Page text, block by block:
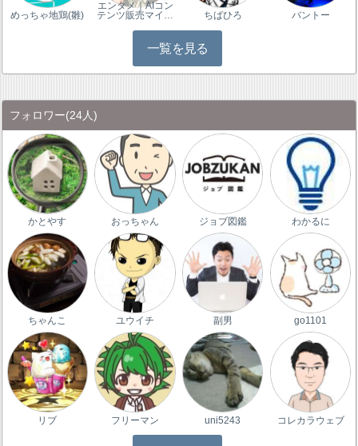
めっちゃ地鶏(雛)
エンタメ｜AIコン
テンツ販売マイ…
ちばひろ バントー
一覧を見る
フォロワー(24人)
かとやす おっちゃん ジョブ図鑑 わかるに
ちゃんこ ユウイチ 副男 go1101
リブ フリーマン uni5243 コレカラウェブ